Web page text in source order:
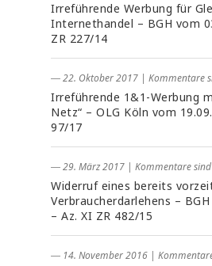
Irreführende Werbung für
Internethandel – BGH vom
ZR 227/14
― 22. Oktober 2017 | Kommentare
Irreführende 1&1-Werbung
Netz“ – OLG Köln vom
97/17
― 29. März 2017 | Kommentare sind
Widerruf eines bereits
Verbraucherdarlehens –
– Az. XI ZR 482/15
― 14. November 2016 |